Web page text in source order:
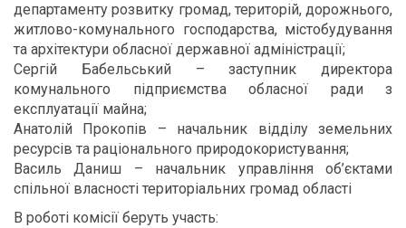
департаменту розвитку громад, територій, дорожнього,
житлово-комунального господарства, містобудування
та архітектури обласної державної адміністрації;
Сергій Бабельський – заступник директора
комунального підприємства обласної ради з
експлуатації майна;
Анатолій Прокопів – начальник відділу земельних
ресурсів та раціонального природокористування;
Василь Даниш – начальник управління об’єктами
спільної власності територіальних громад області
В роботі комісії беруть участь: